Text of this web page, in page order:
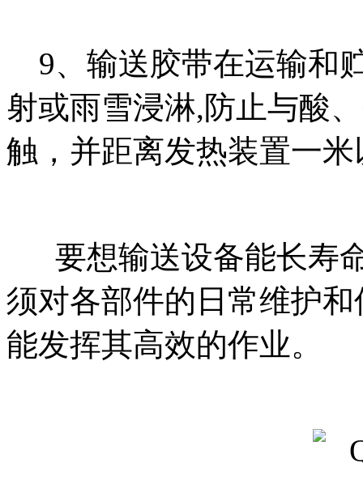
9、输送胶带在运输和
射或雨雪浸淋,防止与酸
触，并距离发热装置一米
要想输送设备能长寿
须对各部件的日常维护
能发挥其高效的作业。